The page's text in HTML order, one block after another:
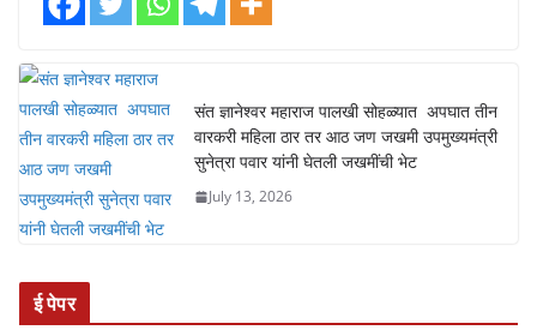
संत ज्ञानेश्वर महाराज पालखी सोहळ्यात अपघात तीन
वारकरी महिला ठार तर आठ जण जखमी उपमुख्यमंत्री
सुनेत्रा पवार यांनी घेतली जखमींची भेट
July 13, 2026
ई पेपर